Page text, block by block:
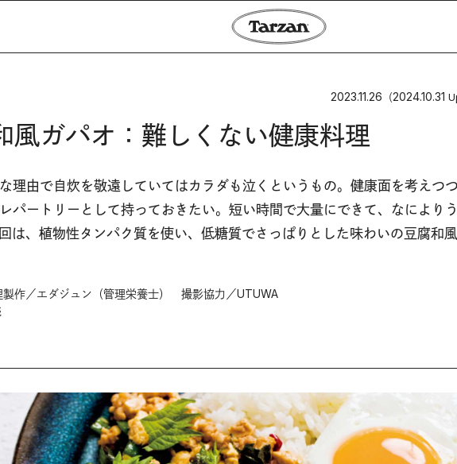
2023.11.26 （2024.10.31
風ガパオ：難しくない健康料理
理由で自炊を敬遠していてはカラダも泣くというもの。健康面を考えつ
パートリーとして持っておきたい。短い時間で大量にできて、なにより
は、植物性タンパク質を使い、低糖質でさっぱりとした味わいの豆腐和
作／エダジュン（管理栄養士） 撮影協力／UTUWA